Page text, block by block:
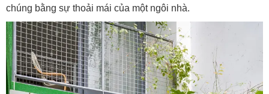
chúng bằng sự thoải mái của một ngôi nhà.